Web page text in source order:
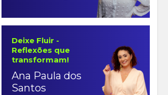
Deixe Fluir -
Reflexões que
transformam!
Ana Paula dos
Santos